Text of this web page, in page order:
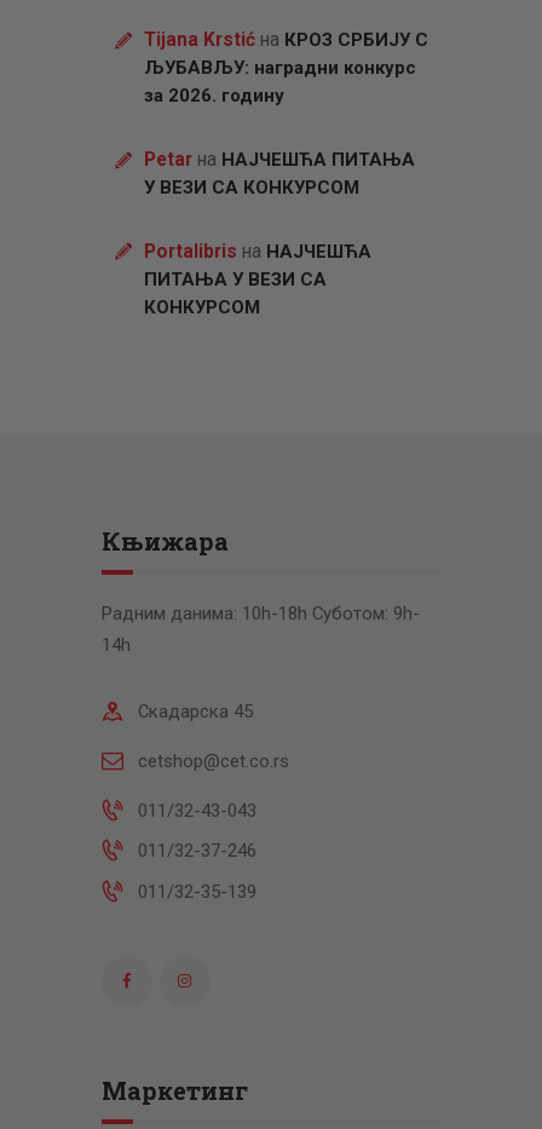
Tijana Krstićна КРОЗ СРБИЈУ С
ЉУБАВЉУ: наградни конкурс
за 2026. годину
Petarна НАЈЧЕШЋА ПИТАЊА
У ВЕЗИ СА КОНКУРСОМ
Portalibris на НАЈЧЕШЋА
ПИТАЊА У ВЕЗИ СА
КОНКУРСОМ
Књижара
Радним данима: 10h-18h Суботом: 9h-
14h
Скадарска 45
cetshop@cet.co.rs
011/32-43-043
011/32-37-246
011/32-35-139
Маркетинг